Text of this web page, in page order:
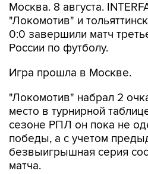
Москва. 8 августа.
"Локомотив" и
0:0 завершили матч
России по футболу.
Игра прошла в Москве.
"Локомотив" набрал 2
место в турнирной
сезоне РПЛ он пока не
победы, а с учетом
безвыигрышная серия
матча.